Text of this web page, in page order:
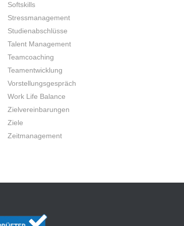
Softskills
Stressmanagement
Studienabschlüsse
Talent Management
Teamcoaching
Teamentwicklung
Vorstellungsgespräch
Work Life Balance
Zielvereinbarungen
Ziele
Zeitmanagement